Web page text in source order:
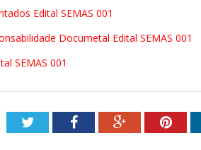
Edital SEMAS 001
Documetal Edital SEMAS 001
SEMAS 001
TwitterFacebookGoogle+